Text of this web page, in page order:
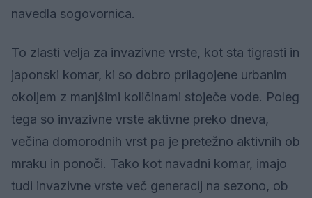
navedla sogovornica.
To zlasti velja za invazivne vrste, kot sta tigrasti in
japonski komar, ki so dobro prilagojene urbanim
okoljem z manjšimi količinami stoječe vode. Poleg
tega so invazivne vrste aktivne preko dneva,
večina domorodnih vrst pa je pretežno aktivnih ob
mraku in ponoči. Tako kot navadni komar, imajo
tudi invazivne vrste več generacij na sezono, ob